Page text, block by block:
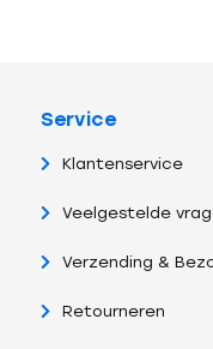
Service
Klantenservice
Veelgestelde
Verzending &
Retourneren